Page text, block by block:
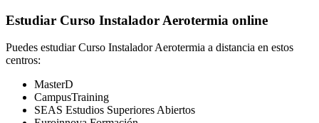
Estudiar Curso Instalador Aerotermia online
Puedes estudiar Curso Instalador Aerotermia a distancia en estos
centros:
MasterD
CampusTraining
SEAS Estudios Superiores Abiertos